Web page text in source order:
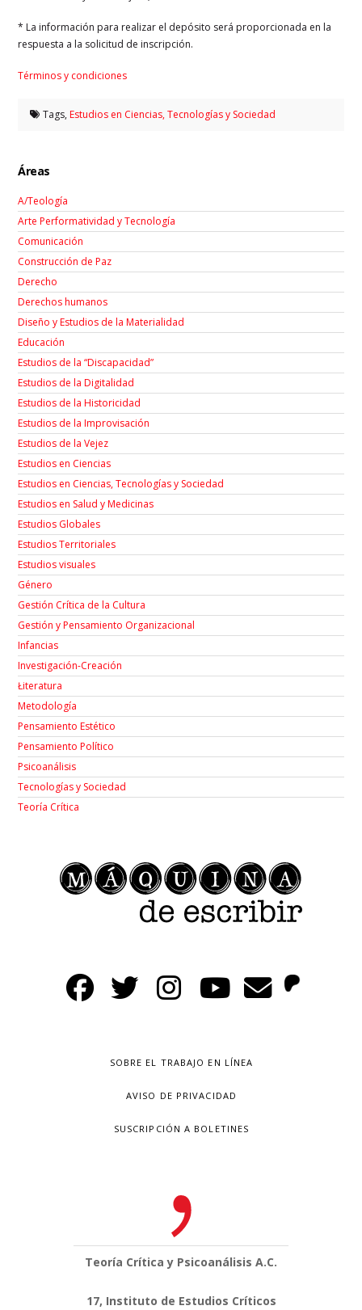
* La información para realizar el depósito será proporcionada en la
respuesta a la solicitud de inscripción.
Términos y condiciones
Tags,Estudios en Ciencias, Tecnologías y Sociedad
Áreas
A/Teología
Arte Performatividad y Tecnología
Comunicación
Construcción de Paz
Derecho
Derechos humanos
Diseño y Estudios de la Materialidad
Educación
Estudios de la “Discapacidad”
Estudios de la Digitalidad
Estudios de la Historicidad
Estudios de la Improvisación
Estudios de la Vejez
Estudios en Ciencias
Estudios en Ciencias, Tecnologías y Sociedad
Estudios en Salud y Medicinas
Estudios Globales
Estudios Territoriales
Estudios visuales
Género
Gestión Crítica de la Cultura
Gestión y Pensamiento Organizacional
Infancias
Investigación-Creación
Łiteratura
Metodología
Pensamiento Estético
Pensamiento Político
Psicoanálisis
Tecnologías y Sociedad
Teoría Crítica
SOBRE EL TRABAJO EN LÍNEA
AVISO DE PRIVACIDAD
SUSCRIPCIÓN A BOLETINES
Teoría Crítica y Psicoanálisis A.C.
17, Instituto de Estudios Críticos